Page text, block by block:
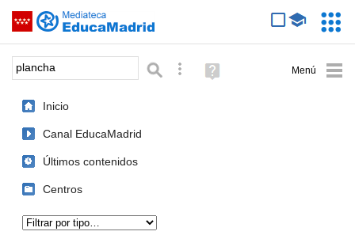
Saltar navegación
Palabra o frase: Búsqueda avanzada
Ayuda
(en
Inicio
Canal EducaMadrid
Últimos contenidos
Centros